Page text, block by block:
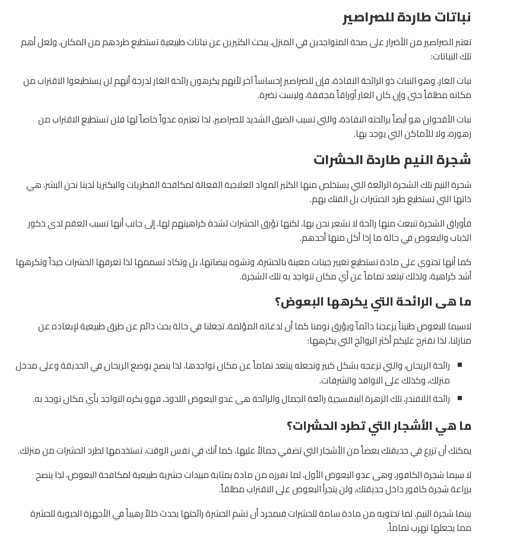
نباتات طاردة للصراصير
تعتبر الصراصير من الأضرار على صحة المتواجدين في المنزل، يبحث الكثيرين عن نباتات طبيعية تستطيع طردهم من المكان، ولعل أهم
تلك النباتات:
نبات الغار، وهو النبات ذو الرائحة النفاذة، فإن للصراصير إحساساً آخر لأنهم يكرهون رائحة الغار لدرجة أنهم لن يستطيعوا الاقتراب من
مكانه مطلقاً حتى وإن كان الغار أوراقاً مجففة، وليست نضرة.
نبات الأقحوان هو أيضاً برائحته النفاذة، والتي تسبب الضيق الشديد للصراصير، لذا تعتبره عدواً خاصاً لها فلن تستطيع الاقتراب من
زهوره، ولا للأماكن التي يوجد بها.
شجرة النيم طاردة الحشرات
شجرة النيم تلك الشجرة الرائعة التي يستخلص منها الكثير المواد العلاجية الفعالة لمكافحة الفطريات والبكتريا لدينا نحن البشر، هي
ذاتها التي تستطيع طرد الحشرات بل الفتك بهم.
فأوراق الشجرة تنبعث منها رائحة لا نشعر نحن بها، لكنها تؤرق الحشرات لشدة كراهيتهم لها، إلى جانب أنها تسبب العقم لدى ذكور
الذباب والبعوض في حالة ما إذا أكل منها أحدهم.
كما أنها تحتوي على مادة تستطيع تغيير جينات معينة بالحشرة، وتشوه بيضاتها، بل وتكاد تسممها لذا تعرفها الحشرات جيداً وتكرهها
أشد كراهية، ولذلك تبتعد تماماً عن أي مكان تتواجد به تلك الشجرة.
ما هى الرائحة التي يكرهها البعوض؟
لاسيما للبعوض طنيناً يزعجنا دائماً ويؤرق نومنا كما أن لدغاته المؤلمة، تجعلنا في حالة بحث دائم عن طرق طبيعية لإبعاده عن
منازلنا، لذا نقترح عليكم أكثر الروائح التي يكرهها:
رائحة الريحان، والتي تزعجه بشكل كبير وتجعله يبتعد تماماً عن مكان تواجدها، لذا ينصح بوضع الريحان في الحديقة وعلى مدخل
منزلك، وكذلك على النوافذ والشرفات.
رائحة اللافندر، تلك الزهرة البنفسجية رائعة الجمال والرائحة هى عدو البعوض اللدود، فهو يكره التواجد بأي مكان توجد به.
ما هي الأشجار التي تطرد الحشرات؟
يمكنك أن تزرع في حديقتك بعضاً من الأشجار التي تضفي جمالاً عليها، كما أنك في نفس الوقت، تستخدمها لطرد الحشرات من منزلك.
لا سيما شجرة الكافور، وهى عدو البعوض الأول، لما تفرزه من مادة بمثابة مبيدات حشرية طبيعية لمكافحة البعوض، لذا ينصح
بزراعة شجرة كافور داخل حديقتك، ولن يتجرأ البعوض على الاقتراب مطلقاً.
بينما شجرة النيم، لما تحتويه من مادة سامة للحشرات فبمجرد أن تشم الحشرة رائحتها يحدث خللاً رهيباً في الأجهزة الحيوية للحشرة
مما يجعلها تهرب تماماً.
2026-06-21
2026-06-21
2026-06-21